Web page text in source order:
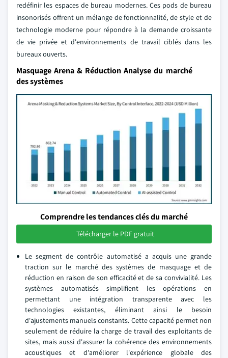
redéfinir les espaces de bureau modernes. Ces pods de bureau
insonorisés offrent un mélange de fonctionnalité, de style et de
technologie moderne pour répondre à la demande croissante
de vie privée et d'environnements de travail ciblés dans les
bureaux ouverts.
Masquage Arena & Réduction Analyse du marché
des systèmes
Comprendre les tendances clés du marché
Télécharger le PDF gratuit
Le segment de contrôle automatisé a acquis une grande
traction sur le marché des systèmes de masquage et de
réduction en raison de son efficacité et de sa convivialité. Les
systèmes automatisés simplifient les opérations en
permettant une intégration transparente avec les
technologies existantes, éliminant ainsi le besoin
d'ajustements manuels constants. Cette capacité permet non
seulement de réduire la charge de travail des exploitants de
sites, mais aussi d'assurer la cohérence des environnements
acoustiques et d'améliorer l'expérience globale des